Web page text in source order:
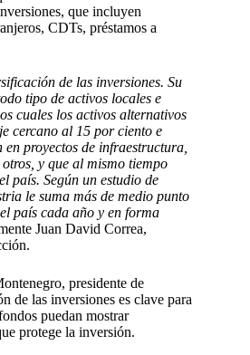
que incluyen
CDTs, préstamos a
de las inversiones. Su
tipo de activos locales e
cuales los activos alternativos
cercano al 15 por ciento e
proyectos de infraestructura,
y que al mismo tiempo
país. Según un estudio de
le suma más de medio punto
país cada año y en forma
Juan David Correa,
presidente de
de las inversiones es clave para
puedan mostrar
protege la inversión.